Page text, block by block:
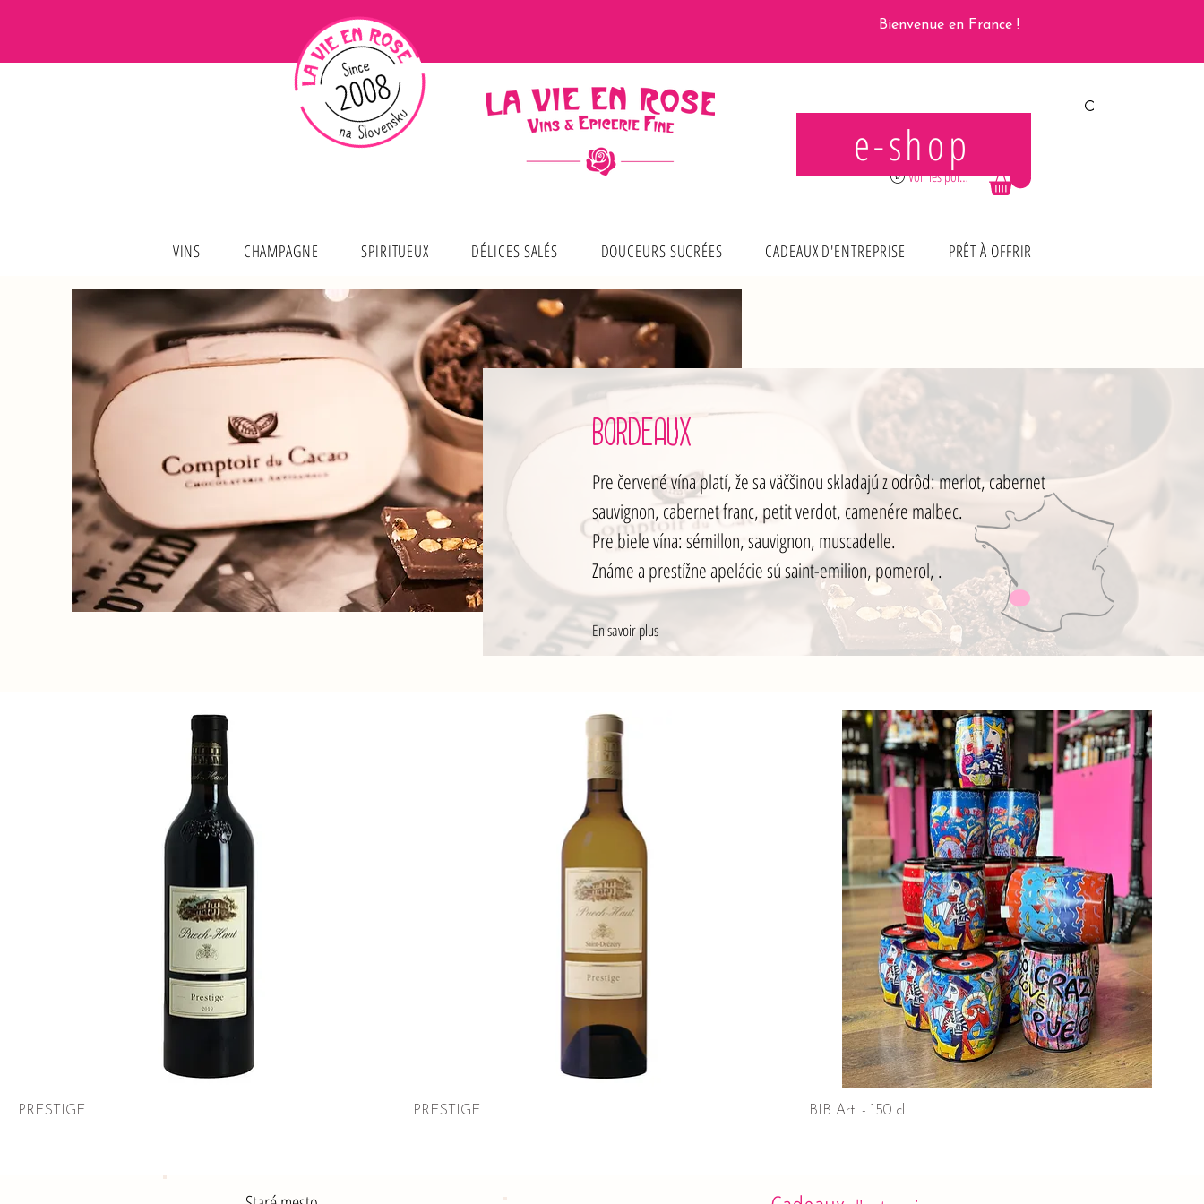
Voir les points
Bienvenue en France !
Se connecter
e-shop
BORDEAUX
Pre červené vína platí, že sa väčšinou skladajú z odrôd: merlot, cabernet
sauvignon, cabernet franc, petit verdot, camenére malbec.
Pre biele vína: sémillon, sauvignon, muscadelle.
Známe a prestížne apelácie sú saint-emilion, pomerol, .
En savoir plus
PRESTIGE PRESTIGE BIB Art' - 150 cl
VINS CHAMPAGNE SPIRITUEUX DÉLICES SALÉS DOUCEURS SUCRÉES CADEAUX D'ENTREPRISE PRÊT À OFFRIR